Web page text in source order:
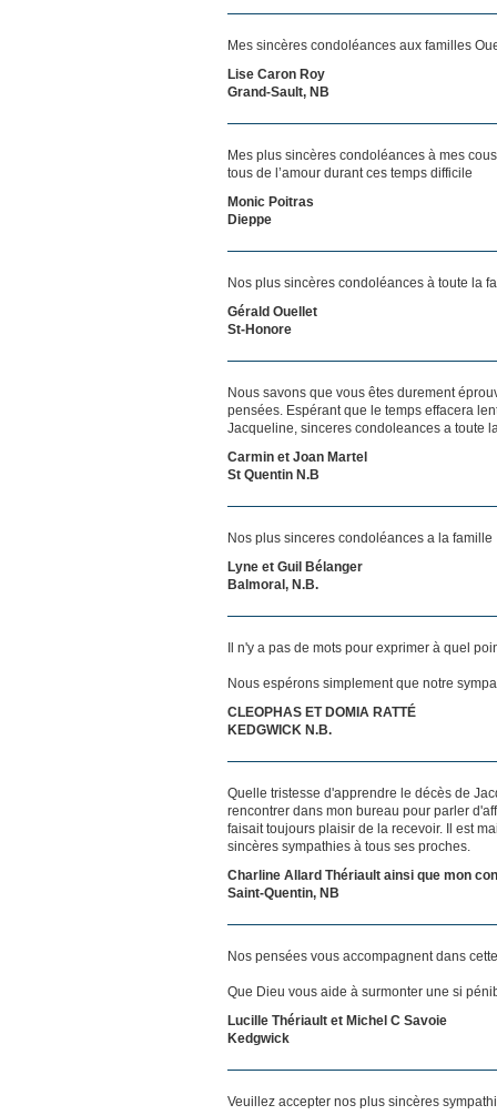
Mes sincères condoléances aux familles
Lise Caron Roy
Grand-Sault, NB
Mes plus sincères condoléances à mes
tous de l’amour durant ces temps difficile
Monic Poitras
Dieppe
Nos plus sincères condoléances à toute la
Gérald Ouellet
St-Honore
Nous savons que vous êtes durement
pensées. Espérant que le temps effacera
Jacqueline, sinceres condoleances a toute
Carmin et Joan Martel
St Quentin N.B
Nos plus sinceres condoléances a la famille
Lyne et Guil Bélanger
Balmoral, N.B.
Il n'y a pas de mots pour exprimer à quel
Nous espérons simplement que notre
CLEOPHAS ET DOMIA RATTÉ
KEDGWICK N.B.
Quelle tristesse d'apprendre le décès de
rencontrer dans mon bureau pour parler
faisait toujours plaisir de la recevoir. Il est
sincères sympathies à tous ses proches.
Charline Allard Thériault ainsi que mon
Saint-Quentin, NB
Nos pensées vous accompagnent dans
Que Dieu vous aide à surmonter une si
Lucille Thériault et Michel C Savoie
Kedgwick
Veuillez accepter nos plus sincères